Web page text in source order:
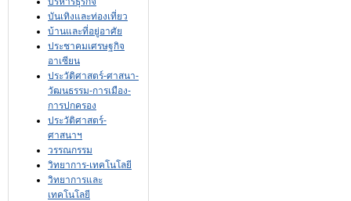
บันเทิงและท่องเที่ยว
บ้านและที่อยู่อาศัย
ประชาคมเศรษฐกิจ
อาเซียน
ประวัติศาสตร์-ศาสนา-
วัฒนธรรม-การเมือง-
การปกครอง
ประวัติศาสตร์-
ศาสนาฯ
วรรณกรรม
วิทยาการ-เทคโนโลยี
วิทยาการและ
เทคโนโลยี